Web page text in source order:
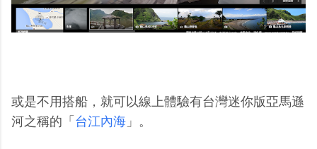
或是不用搭船，就可以線上體驗有台灣迷你版亞馬遜
河之稱的「台江內海 」。